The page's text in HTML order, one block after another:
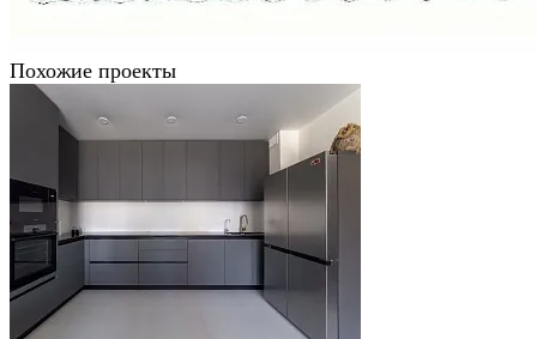
Похожие проекты